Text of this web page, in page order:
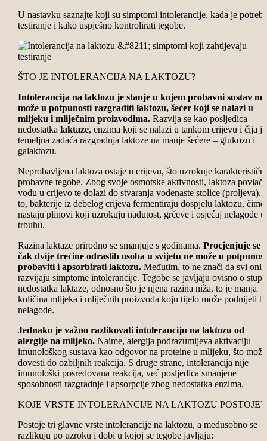
U nastavku saznajte koji su simptomi intolerancije, kada je
testiranje i kako uspješno kontrolirati tegobe.
ŠTO JE INTOLERANCIJA NA LAKTOZU?
Intolerancija na laktozu je stanje u kojem probavni sustav ne
može u potpunosti razgraditi laktozu, šećer koji se nalazi u
mlijeku i mliječnim proizvodima.Razvija se kao posljedica
nedostatka laktaze, enzima koji se nalazi u tankom crijevu i čija je
temeljna zadaća razgradnja laktoze na manje šećere – glukozu i
galaktozu.
Neprobavljena laktoza ostaje u crijevu, što uzrokuje
probavne tegobe. Zbog svoje osmotske aktivnosti, laktoza povlači
vodu u crijevo te dolazi do stvaranja vodenaste stolice (proljeva).
to, bakterije iz debelog crijeva fermentiraju dospjelu laktozu, čime
nastaju plinovi koji uzrokuju nadutost, grčeve i osjećaj nelagode u
trbuhu.
Razina laktaze prirodno se smanjuje s godinama. Procjenjuje se
čak dvije trećine odraslih osoba u svijetu ne može u
probaviti i apsorbirati laktozu.Međutim, to ne znači da svi oni
razvijaju simptome intolerancije. Tegobe se javljaju ovisno o
nedostatka laktaze, odnosno što je njena razina niža, to je manja
količina mlijeka i mliječnih proizvoda koju tijelo može podnijeti
nelagode.
Jednako je važno razlikovati intoleranciju na laktozu od
alergije na mlijeko.Naime, alergija podrazumijeva aktivaciju
imunološkog sustava kao odgovor na proteine u mlijeku, što može
dovesti do ozbiljnih reakcija. S druge strane, intolerancija nije
imunološki posredovana reakcija, već posljedica smanjene
sposobnosti razgradnje i apsorpcije zbog nedostatka enzima.
KOJE VRSTE INTOLERANCIJE NA LAKTOZU POSTOJE?
Postoje tri glavne vrste intolerancije na laktozu, a međusobno se
razlikuju po uzroku i dobi u kojoj se tegobe javljaju: